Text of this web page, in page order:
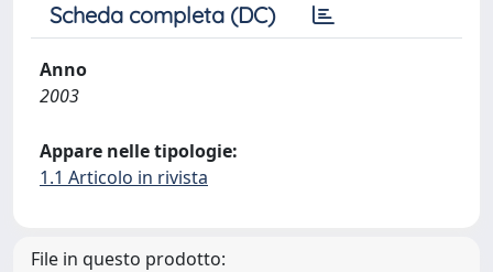
Scheda completa (DC)
Anno
2003
Appare nelle tipologie:
1.1 Articolo in rivista
File in questo prodotto: